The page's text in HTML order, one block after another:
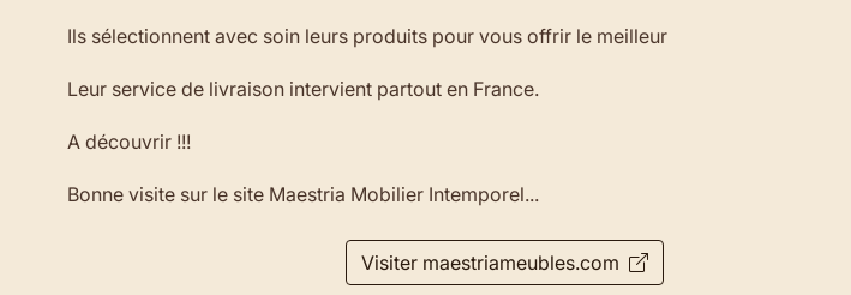
Ils sélectionnent avec soin leurs produits pour vous offrir le meilleur
Leur service de livraison intervient partout en France.
A découvrir !!!
Bonne visite sur le site Maestria Mobilier Intemporel...
Visiter maestriameubles.com